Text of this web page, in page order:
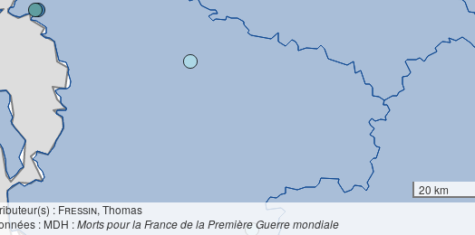
20 km
: Fressin, Thomas
: MDH :Morts pour la France de la Première Guerre mondiale